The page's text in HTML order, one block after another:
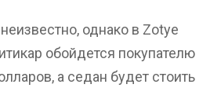
однако в Zotye
обойдется покупателю
а седан будет стоить